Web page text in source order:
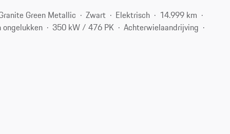
Green Metallic Zwart Elektrisch
14.999 km
ongelukken
350 kW / 476 PK Achterwielaandrijving